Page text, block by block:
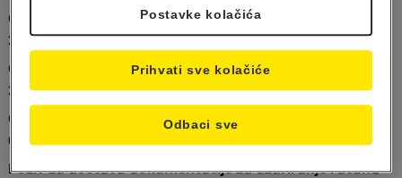
Obavijest za korisnike usluge m-plati
28.02.2023
Obavještenje o promjeni radnog vremena
23.02.2023
Obavijest o nedostupnosti servisa
09.02.2023
Poziv za dostavu dokumentacije za ažuriranje računa
Postavke kolačića
Odbaci sve
Prihvati sve kolačiće